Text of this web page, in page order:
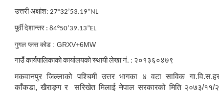
उत्तरी अक्षांश: 27°32’53.19”NL
पूर्वी देशान्तर : 84°50’39.13”EL
गुगल प्लस कोड : GRXV+6MW
गाउँ कार्यपालिकाको कार्यालयको स्थायी लेखा नं. : २०१३६०४७९
मकवानपुर जिल्लाको पश्चिमी उत्तर भागका ४ वटा साविक
काँकडा, खैराङ्ग र सरिखेत मिलाई नेपाल सरकारको मिति २०७३/११/